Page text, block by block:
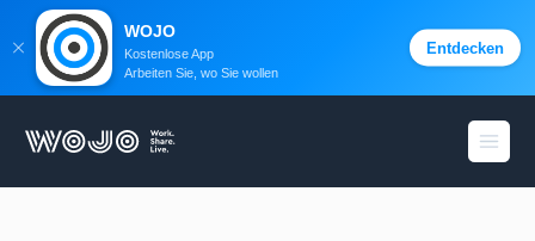
WOJO
WOJO
Kostenlose App
Arbeiten Sie, wo Sie wollen
Entdecken